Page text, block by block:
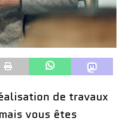
de travaux
vous êtes